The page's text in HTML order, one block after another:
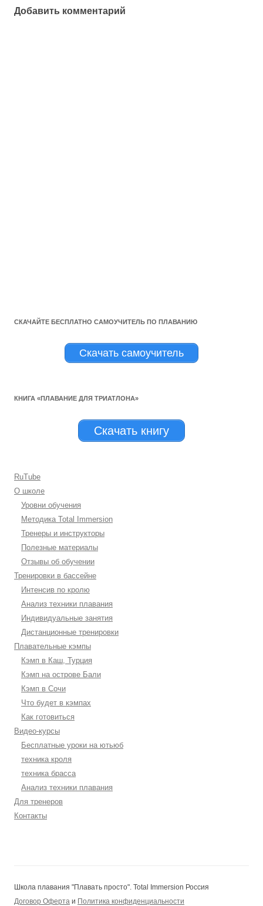
Добавить комментарий
СКАЧАЙТЕ БЕСПЛАТНО САМОУЧИТЕЛЬ ПО ПЛАВАНИЮ
Скачать самоучитель
КНИГА «ПЛАВАНИЕ ДЛЯ ТРИАТЛОНА»
Скачать книгу
RuTube
О школе
Уровни обучения
Методика Total Immersion
Тренеры и инструкторы
Полезные материалы
Отзывы об обучении
Тренировки в бассейне
Интенсив по кролю
Анализ техники плавания
Индивидуальные занятия
Дистанционные тренировки
Плавательные кэмпы
Кэмп в Каш, Турция
Кэмп на острове Бали
Кэмп в Сочи
Что будет в кэмпах
Как готовиться
Видео-курсы
Бесплатные уроки на ютьюб
техника кроля
техника брасса
Анализ техники плавания
Для тренеров
Контакты
Школа плавания "Плавать просто". Total Immersion Россия
Договор Оферта и Политика конфиденциальности